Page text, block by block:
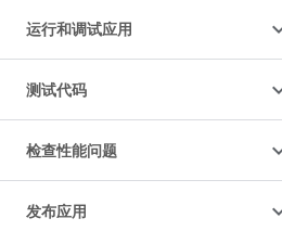
运行和调试应用
测试代码
检查性能问题
发布应用